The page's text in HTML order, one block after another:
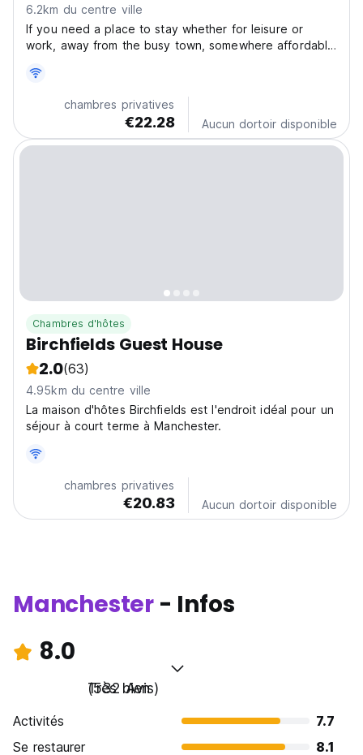
6.2km du centre ville
If you need a place to stay whether for leisure or
work, away from the busy town, somewhere affordable
look no further - Trivelles Eccles is the perfect place
for you. Trivelles at Eccles New Road is located...
chambres privatives
€22.28 Aucun dortoir disponible
Chambres d'hôtes
Birchfields Guest House
2.0(63)
4.95km du centre ville
La maison d'hôtes Birchfields est l'endroit idéal pour un
séjour à court terme à Manchester.
chambres privatives
€20.83 Aucun dortoir disponible
Manchester - Infos
8.0
Très bien
(532 Avis)
Activités
7.7
Se restaurer
8.1